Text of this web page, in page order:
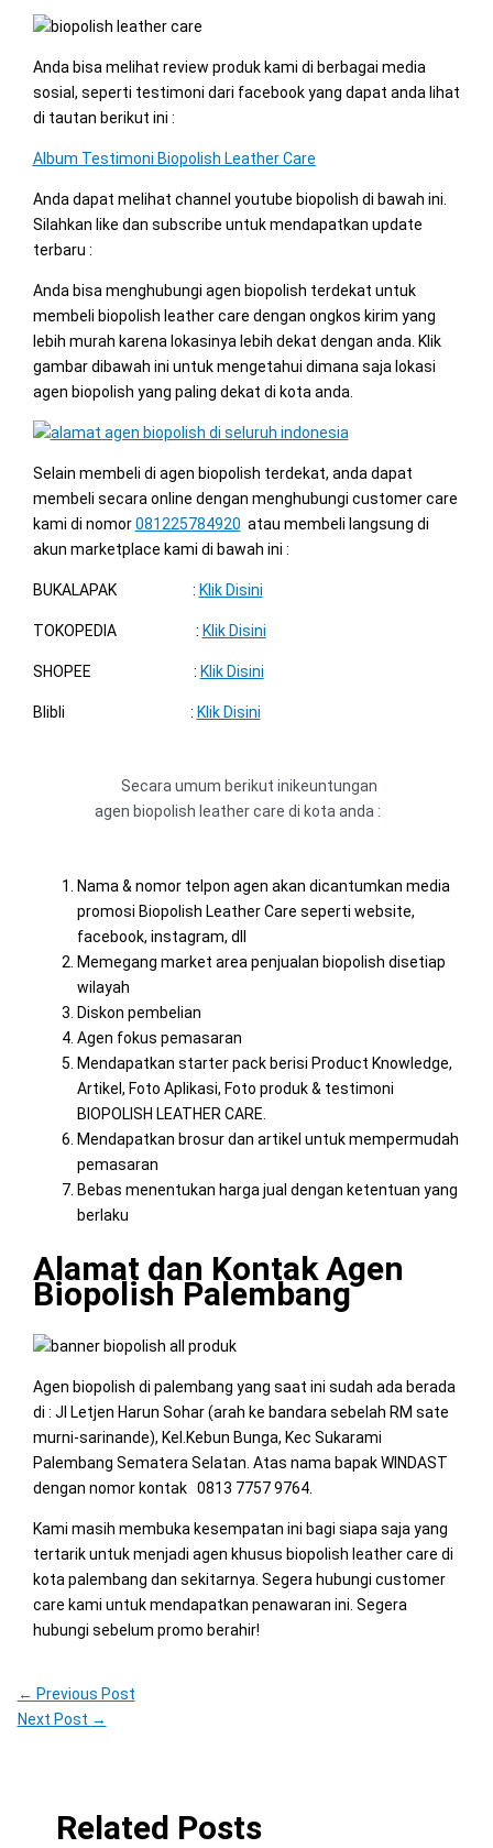
Anda bisa melihat review produk kami di berbagai media
sosial, seperti testimoni dari facebook yang dapat anda lihat
di tautan berikut ini :
Album Testimoni Biopolish Leather Care
Anda dapat melihat channel youtube biopolish di bawah ini.
Silahkan like dan subscribe untuk mendapatkan update
terbaru :
Anda bisa menghubungi agen biopolish terdekat untuk
membeli biopolish leather care dengan ongkos kirim yang
lebih murah karena lokasinya lebih dekat dengan anda. Klik
gambar dibawah ini untuk mengetahui dimana saja lokasi
agen biopolish yang paling dekat di kota anda.
Selain membeli di agen biopolish terdekat, anda dapat
membeli secara online dengan menghubungi customer care
kami di nomor081225784920 atau membeli langsung di
akun marketplace kami di bawah ini :
BUKALAPAK : Klik Disini
TOKOPEDIA : Klik Disini
SHOPEE : Klik Disini
Blibli : Klik Disini
Secara umum berikut inikeuntungan
agen biopolish leather care di kota anda :
Nama & nomor telpon agen akan dicantumkan media
promosi Biopolish Leather Care seperti website,
facebook, instagram, dll
Memegang market area penjualan biopolish disetiap
wilayah
Diskon pembelian
Agen fokus pemasaran
Mendapatkan starter pack berisi Product Knowledge,
Artikel, Foto Aplikasi, Foto produk & testimoni
BIOPOLISH LEATHER CARE.
Mendapatkan brosur dan artikel untuk mempermudah
pemasaran
Bebas menentukan harga jual dengan ketentuan yang
berlaku
Alamat dan Kontak Agen
Biopolish Palembang
Agen biopolish di palembang yang saat ini sudah ada berada
di : Jl Letjen Harun Sohar (arah ke bandara sebelah RM sate
murni-sarinande), Kel.Kebun Bunga, Kec Sukarami
Palembang Sematera Selatan. Atas nama bapak WINDAST
dengan nomor kontak 0813 7757 9764.
Kami masih membuka kesempatan ini bagi siapa saja yang
tertarik untuk menjadi agen khusus biopolish leather care di
kota palembang dan sekitarnya. Segera hubungi customer
care kami untuk mendapatkan penawaran ini. Segera
hubungi sebelum promo berahir!
← Previous Post
Next Post →
Related Posts